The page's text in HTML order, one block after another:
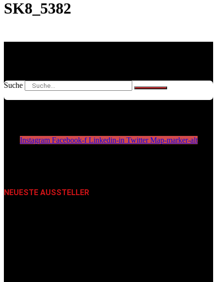
SK8_5382
Suche
Instagram Facebook-f Linkedin-in Twitter Map-marker-alt
NEUESTE AUSSTELLER